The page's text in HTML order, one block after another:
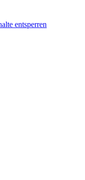
entsperren